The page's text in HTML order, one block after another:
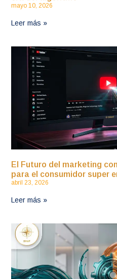
mayo 10, 2026
Leer más »
El Futuro del marketing
para el consumidor super
abril 23, 2026
Leer más »